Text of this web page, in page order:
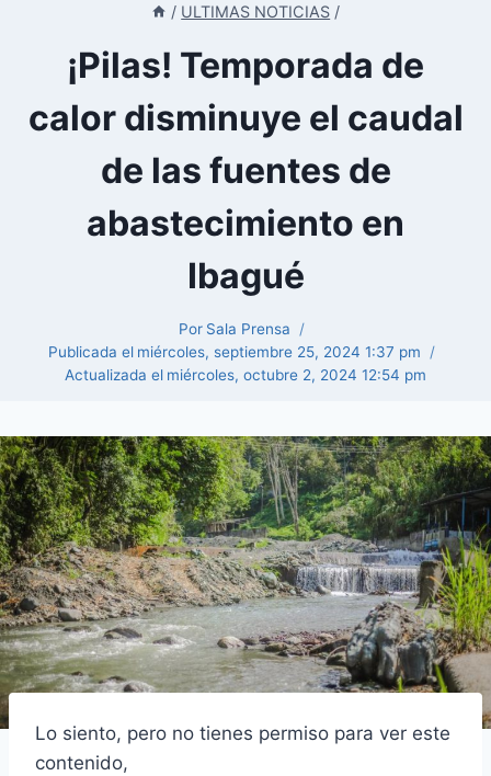
/ ULTIMAS NOTICIAS /
¡Pilas! Temporada de
calor disminuye el caudal
de las fuentes de
abastecimiento en
Ibagué
Por Sala Prensa
Publicada el miércoles, septiembre 25, 2024 1:37 pm
Actualizada el miércoles, octubre 2, 2024 12:54 pm
Lo siento, pero no tienes permiso para ver este
contenido,